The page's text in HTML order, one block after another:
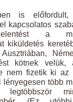
is
kapcsolatos
a
kiküldetés
kötnek
nem fizetik ki az
lényegesen több
legtöbbször